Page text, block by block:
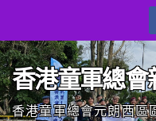
content
香港童軍總會
香港童軍總會元朗西區